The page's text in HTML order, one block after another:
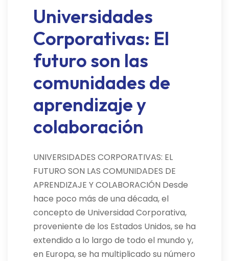
Universidades
Corporativas: El
futuro son las
comunidades de
aprendizaje y
colaboración
UNIVERSIDADES CORPORATIVAS: EL
FUTURO SON LAS COMUNIDADES DE
APRENDIZAJE Y COLABORACIÓN Desde
hace poco más de una década, el
concepto de Universidad Corporativa,
proveniente de los Estados Unidos, se ha
extendido a lo largo de todo el mundo y,
en Europa, se ha multiplicado su número